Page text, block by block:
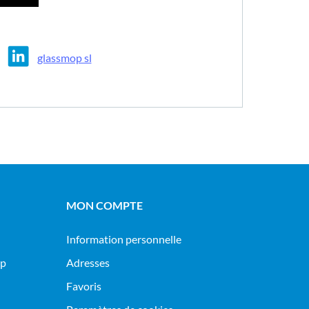
glassmop sl
MON COMPTE
Information personnelle
Adresses
Favoris